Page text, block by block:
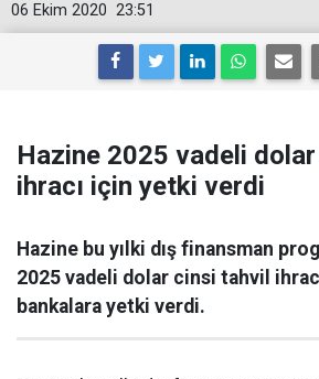
23:51
06 Ekim 2020
Hazine 2025 vadeli
ihracı için yetki verdi
Hazine bu yılki dış finansman
2025 vadeli dolar cinsi tahvil
bankalara yetki verdi.